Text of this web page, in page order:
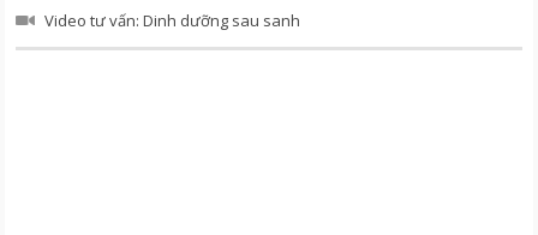
Video tư vấn: Dinh dưỡng sau sanh